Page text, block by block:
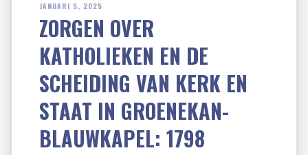
JANUARI 5, 2025
ZORGEN OVER
KATHOLIEKEN EN DE
SCHEIDING VAN KERK EN
STAAT IN GROENEKAN-
BLAUWKAPEL: 1798